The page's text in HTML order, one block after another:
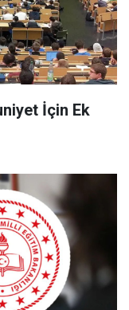
İçin Ek